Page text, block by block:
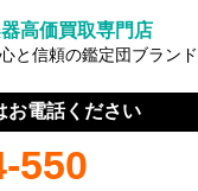
高価買取専門店
と信頼の鑑定団ブランド
お電話ください
550